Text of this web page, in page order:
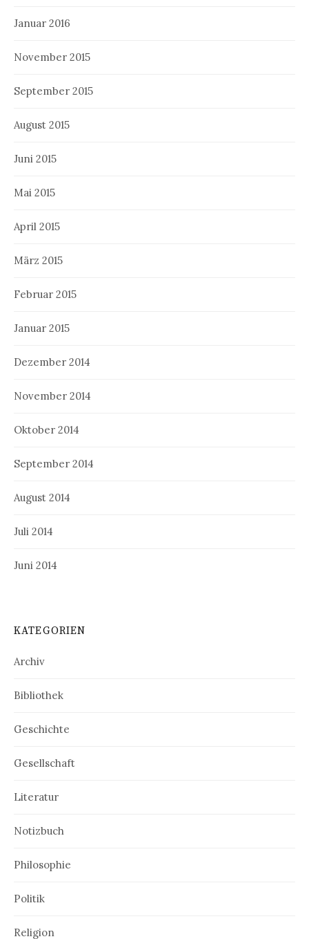
Januar 2016
November 2015
September 2015
August 2015
Juni 2015
Mai 2015
April 2015
März 2015
Februar 2015
Januar 2015
Dezember 2014
November 2014
Oktober 2014
September 2014
August 2014
Juli 2014
Juni 2014
KATEGORIEN
Archiv
Bibliothek
Geschichte
Gesellschaft
Literatur
Notizbuch
Philosophie
Politik
Religion